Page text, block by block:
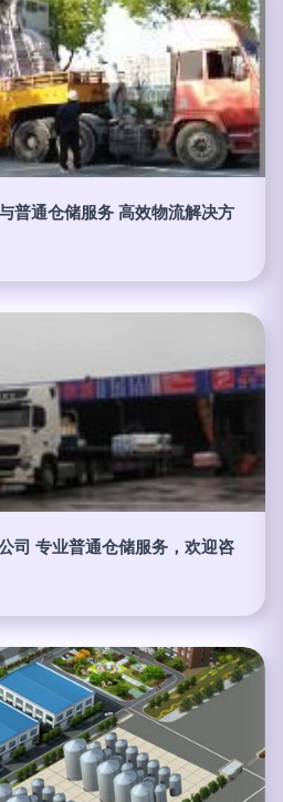
普通仓储服务 高效物流解决方
司 专业普通仓储服务，欢迎咨